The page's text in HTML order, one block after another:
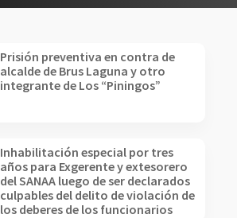
Prisión preventiva en contra de
alcalde de Brus Laguna y otro
integrante de Los “Piningos”
Inhabilitación especial por tres
años para Exgerente y extesorero
del SANAA luego de ser declarados
culpables del delito de violación de
los deberes de los funcionarios